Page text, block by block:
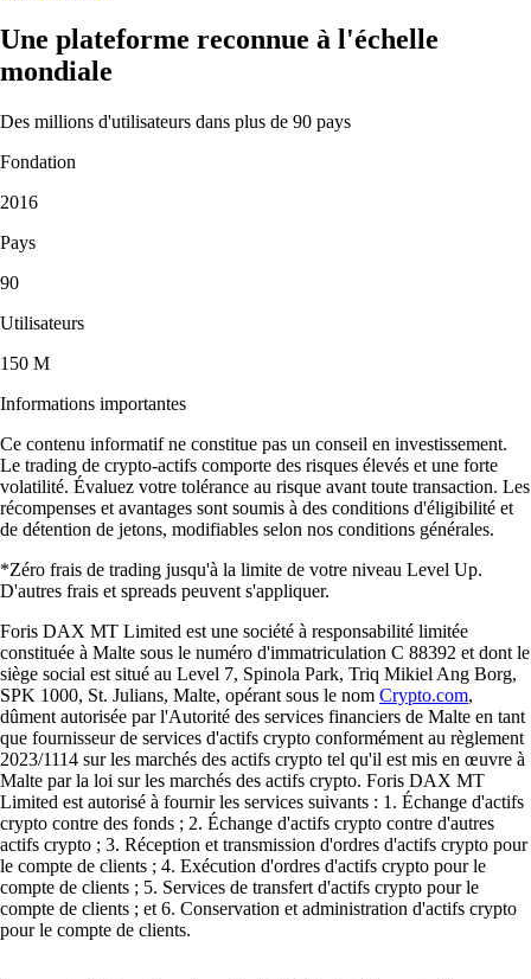
Une plateforme reconnue à l'échelle
mondiale
Des millions d'utilisateurs dans plus de 90 pays
Fondation
2016
Pays
90
Utilisateurs
150 M
Informations importantes
Ce contenu informatif ne constitue pas un conseil en investissement.
Le trading de crypto-actifs comporte des risques élevés et une forte
volatilité. Évaluez votre tolérance au risque avant toute transaction. Les
récompenses et avantages sont soumis à des conditions d'éligibilité et
de détention de jetons, modifiables selon nos conditions générales.
*Zéro frais de trading jusqu'à la limite de votre niveau Level Up.
D'autres frais et spreads peuvent s'appliquer.
Foris DAX MT Limited est une société à responsabilité limitée
constituée à Malte sous le numéro d'immatriculation C 88392 et dont le
siège social est situé au Level 7, Spinola Park, Triq Mikiel Ang Borg,
SPK 1000, St. Julians, Malte, opérant sous le nom Crypto.com,
dûment autorisée par l'Autorité des services financiers de Malte en tant
que fournisseur de services d'actifs crypto conformément au règlement
2023/1114 sur les marchés des actifs crypto tel qu'il est mis en œuvre à
Malte par la loi sur les marchés des actifs crypto. Foris DAX MT
Limited est autorisé à fournir les services suivants : 1. Échange d'actifs
crypto contre des fonds ; 2. Échange d'actifs crypto contre d'autres
actifs crypto ; 3. Réception et transmission d'ordres d'actifs crypto pour
le compte de clients ; 4. Exécution d'ordres d'actifs crypto pour le
compte de clients ; 5. Services de transfert d'actifs crypto pour le
compte de clients ; et 6. Conservation et administration d'actifs crypto
pour le compte de clients.